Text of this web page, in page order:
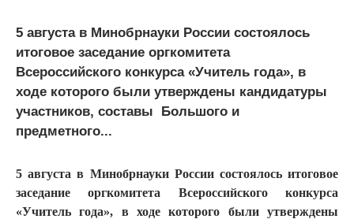
5 августа в Минобрнауки России состоялось
итоговое заседание оргкомитета
Всероссийского конкурса «Учитель года», в
ходе которого были утверждены кандидатуры
участников, составы Большого и
предметного...
5 августа в Минобрнауки России состоялось итоговое
заседание оргкомитета Всероссийского конкурса
«Учитель года», в ходе которого были утверждены